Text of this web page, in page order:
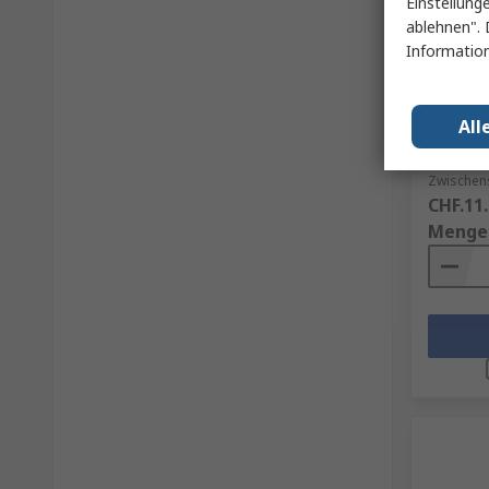
Strips,
RS Best.-
Herst.
Menge
ablehnen".